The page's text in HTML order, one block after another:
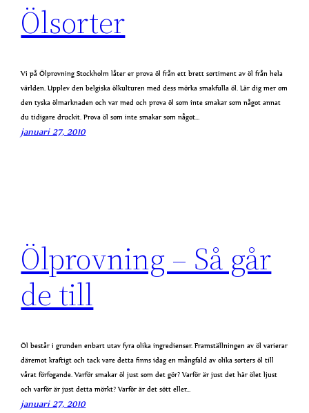
Ölsorter
Vi på Ölprovning Stockholm låter er prova öl från ett brett sortiment av öl från hela
världen. Upplev den belgiska ölkulturen med dess mörka smakfulla öl. Lär dig mer om
den tyska ölmarknaden och var med och prova öl som inte smakar som något annat
du tidigare druckit. Prova öl som inte smakar som något…
januari 27, 2010
Ölprovning – Så går
de till
Öl består i grunden enbart utav fyra olika ingredienser. Framställningen av öl varierar
däremot kraftigt och tack vare detta finns idag en mångfald av olika sorters öl till
vårat förfogande. Varför smakar öl just som det gör? Varför är just det här ölet ljust
och varför är just detta mörkt? Varför är det sött eller…
januari 27, 2010